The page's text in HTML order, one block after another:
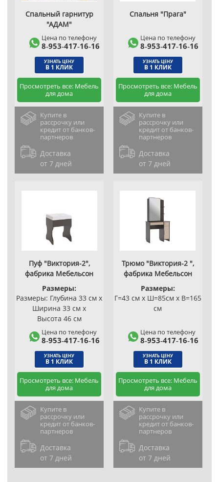
Спальный гарнитур
"АДАМ"
Цена по телефону
8‑953‑417‑16‑16
УЗНАТЬ ЦЕНУ
В 1 КЛИК
Просмотреть все: Мебель
для дома
Купите в
рассрочку или
кредит от банков-
партнеров
Доставка
от 7 дней
Спальня "Прага"
Цена по телефону
8‑953‑417‑16‑16
УЗНАТЬ ЦЕНУ
В 1 КЛИК
Просмотреть все: Мебель
для дома
Купите в
рассрочку или
кредит от банков-
партнеров
Доставка
от 7 дней
Пуф "Виктория-2",
фабрика Мебельсон
Размеры:
Размеры: Глубина 33 см x
Ширина 33 см x
Высота 46 см
Цена по телефону
8‑953‑417‑16‑16
УЗНАТЬ ЦЕНУ
В 1 КЛИК
Просмотреть все: Мебель
для дома
Купите в
рассрочку или
кредит от банков-
партнеров
Доставка
от 7 дней
Трюмо "Виктория-2 ",
фабрика Мебельсон
Размеры:
Г=43 см x Ш=85см x В=165
см
Цена по телефону
8‑953‑417‑16‑16
УЗНАТЬ ЦЕНУ
В 1 КЛИК
Просмотреть все: Мебель
для дома
Купите в
рассрочку или
кредит от банков-
партнеров
Доставка
от 7 дней